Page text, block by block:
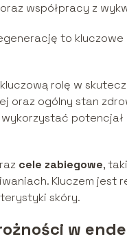
współpracy z
to
rolę w
oraz ogólny stan
cele zabiegowe,
Kluczem jest
skóry.
w